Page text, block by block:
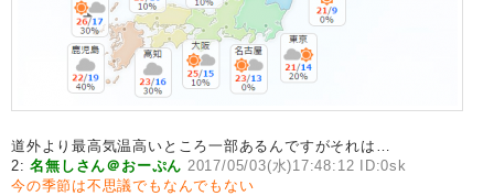
道外より最高気温高いところ一部あるんですがそれは…
2:名無しさん＠おーぷん 2017/05/03(水)17:48:12 ID:0sk
今の季節は不思議でもなんでもない